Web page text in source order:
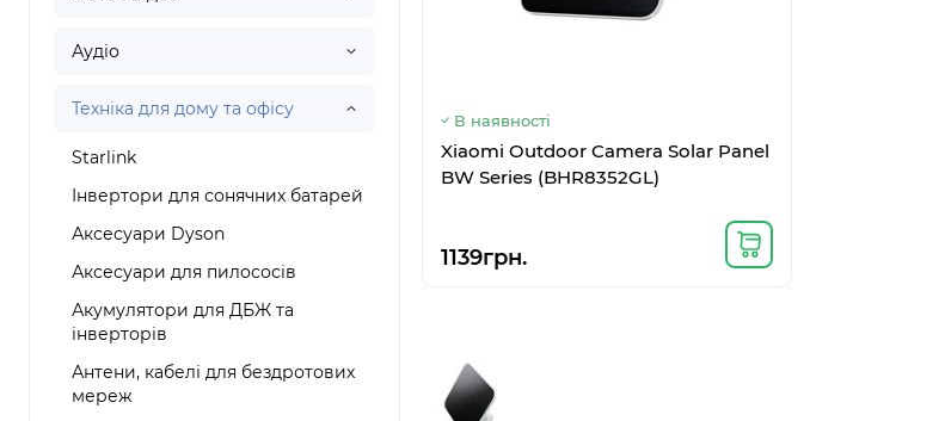
Аудіо
Техніка для дому та офісу
Starlink
Інвертори для сонячних батарей
Аксесуари Dyson
Аксесуари для пилососів
Акумулятори для ДБЖ та
інверторів
Антени, кабелі для бездротових
мереж
В наявності
Xiaomi Outdoor Camera Solar Panel
BW Series (BHR8352GL)
1139грн.